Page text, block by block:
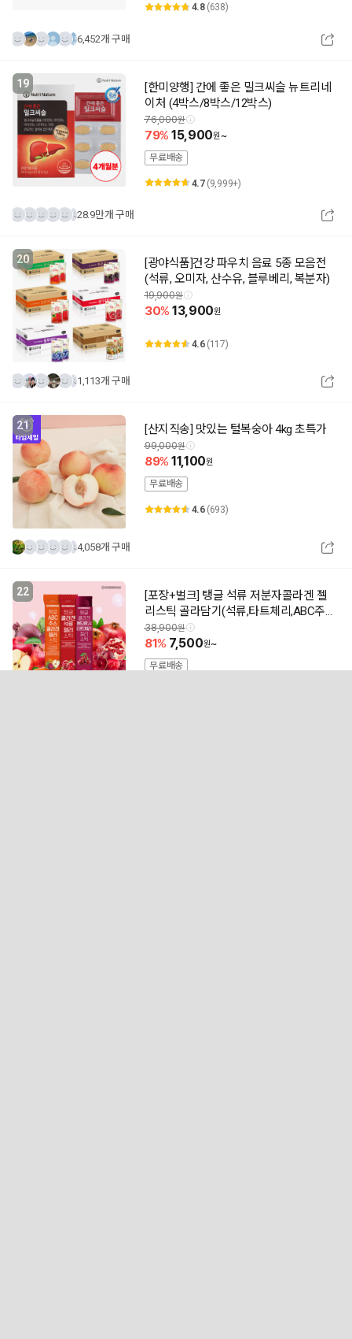
4.8 (638)
6,452개 구매
19
[한미양행] 간에 좋은 밀크씨슬 뉴트리네
이처 (4박스/8박스/12박스)
76,000
79 15,900
~
무료배송
4.7 (9,999+)
28.9만개 구매
20
[광야식품]건강 파우치 음료 5종 모음전
(석류, 오미자, 산수유, 블루베리, 복분자)
19,900
30 13,900
4.6 (117)
1,113개 구매
21 [산지직송] 맛있는 털복숭아 4kg 초특가
99,000
89 11,100
무료배송
4.6 (693)
4,058개 구매
22
[포장+벌크] 탱글 석류 저분자콜라겐 젤
리스틱 골라담기(석류,타트체리,ABC주
스)
38,900
81 7,500
~
무료배송